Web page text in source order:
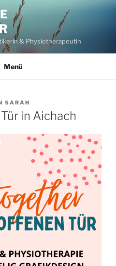
& Physiotherapeutin
Menü
SARAH
in Aichach